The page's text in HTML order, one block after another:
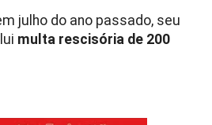
julho do ano passado, seu
multa rescisória de 200